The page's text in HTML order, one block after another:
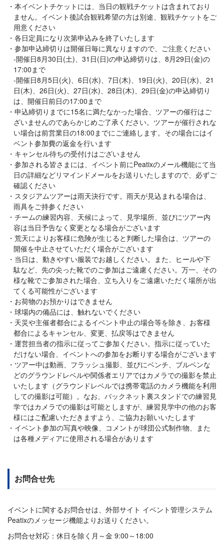
本イベントチケットには、当日の観戦チケットは含まれており
ません。イベント後試合観戦希望の方は別途、観戦チケットをご
用意ください
各日定員になり次第申込みを終了いたします
参加申込締切りは開催日毎に異なりますので、ご注意ください
-開催日8月30日(土)、31日(日)の申込締切りは、8月29日(金)の
17:00まで
-開催日8月5日(火)、6日(水)、7日(木)、19日(火)、20日(水)、21
日(木)、26日(火)、27日(水)、28日(木)、29日(金)の申込締切り
は、開催日前日の17:00まで
申込締切りまでに15名に満たなかった場合、ツアーの催行はご
ざいませんのであらかじめご了承ください。ツアーが催行されな
い場合は前営業日の18:00までにご連絡します。その場合にはイ
ベント参加費の返金を行います
キャンセル待ちの受付けはございません
参加される皆さまには、イベント前にPeatixのメール機能にて当
日の詳細などリマインドメールをお送りいたしますので、必ずご
確認ください
スタジアムツアーは雨天決行です。雨天が見込まれる場合は、
雨具をご持参ください
チームの練習内容、天候によって、見学場所、並びにツアー内
容は当日予告なく変更となる場合がございます
荒天によりお客様に危険が生じると判断した場合は、ツアーの
開催を中止させていただく場合がございます
当日は、動きやすい服装でお越しください。また、ヒールや下
駄など、先の尖った靴でのご参加はご遠慮ください。万一、その
様な靴でご参加された場合、立ち入りをご遠慮いただく場所が出
てくる可能性がございます
お荷物のお預かりはできません
球場内の備品には、触れないでください
天災や主催者都合によるイベント中止の場合等を除き、お客様
都合によるキャンセル、変更、払戻等はできません
運営担当者の指示に従ってご参加ください。指示に従っていた
だけない場合、イベントへの参加をお断りする場合がございます
ツアー中は動画、フラッシュ撮影、並びにベンチ、ブルペンな
どのグラウンドレベルや関係者エリアではカメラでの撮影を禁止
いたします（グラウンドレベルでは携帯電話のカメラ機能を利用
しての撮影は可能）。なお、バックネット裏スタンドでの練習見
学ではカメラでの撮影は可能としますが、練習見学中の他のお客
様にはご配慮いただきますよう、ご協力お願いいたします
イベント参加の写真や映像、コメントが球団公式制作物、また
は各種メディアに使用される場合があります
お問合せ先
イベントに関するお問合せは、外部サイト イベント管理システム
Peatixのメッセージ機能よりお送りください。
お問合せ対応：休日を除く月～金 9:00～18:00